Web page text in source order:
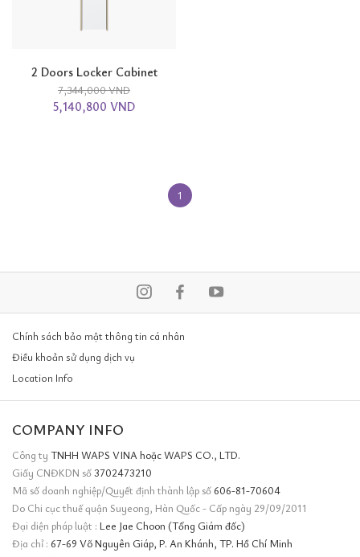
2 Doors Locker Cabinet
7,344,000 VND
5,140,800 VND
1
Chính sách bảo mật thông tin cá nhân
Điều khoản sử dụng dịch vụ
Location Info
COMPANY INFO
Công ty TNHH WAPS VINA hoặc WAPS CO., LTD.
Giấy CNĐKDN số3702473210
Mã số doanh nghiệp/Quyết định thành lập số 606-81-70604
Do Chi cục thuế quận Suyeong, Hàn Quốc - Cấp ngày 29/09/2011
Đại diện pháp luật : Lee Jae Choon (Tổng Giám đốc)
Địa chỉ : 67-69 Võ Nguyên Giáp, P. An Khánh, TP. Hồ Chí Minh